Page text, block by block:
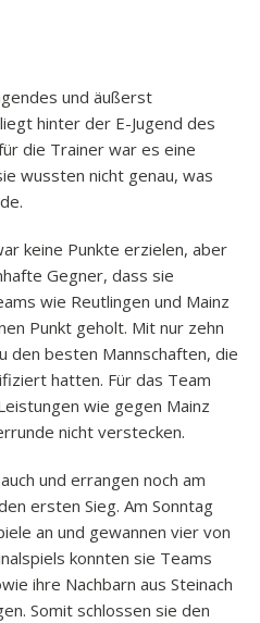
und äußerst
hinter der E-Jugend des
die Trainer war es eine
wussten nicht genau, was
keine Punkte erzielen, aber
Gegner, dass sie
wie Reutlingen und Mainz
Punkt geholt. Mit nur zehn
den besten Mannschaften, die
hatten. Für das Team
wie gegen Mainz
nicht verstecken.
und errangen noch am
ersten Sieg. Am Sonntag
an und gewannen vier von
konnten sie Teams
ihre Nachbarn aus Steinach
Somit schlossen sie den